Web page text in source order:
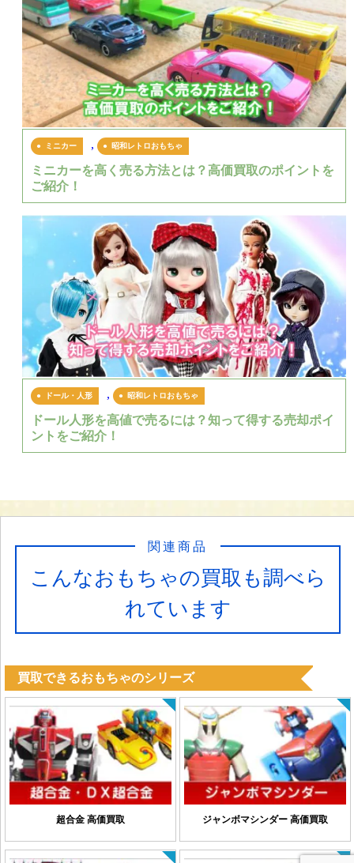
ミニカー , 昭和レトロおもちゃ
ミニカーを高く売る方法とは？高価買取のポイントを
ご紹介！
ドール・人形 , 昭和レトロおもちゃ
ドール人形を高値で売るには？知って得する売却ポイ
ントをご紹介！
こんなおもちゃの買取も調べら
れています
関連商品
買取できるおもちゃのシリーズ
超合金 高価買取 ジャンボマシンダー 高価買取